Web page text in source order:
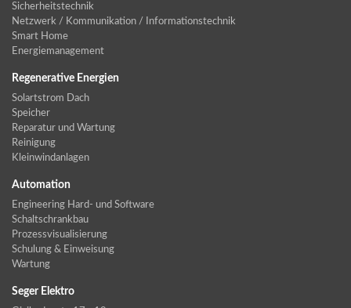
Sicherheitstechnik
Netzwerk / Kommunikation / Informationstechnik
Smart Home
Energiemanagement
Regenerative Energien
Solartstrom Dach
Speicher
Reparatur und Wartung
Reinigung
Kleinwindanlagen
Automation
Engineering Hard- und Software
Schaltschrankbau
Prozessvisualisierung
Schulung & Einweisung
Wartung
Seger Elektro